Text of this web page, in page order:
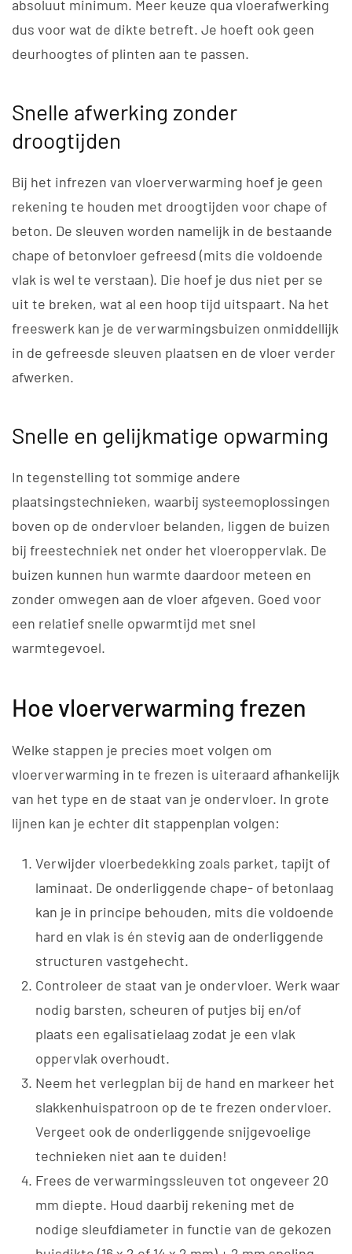
absoluut minimum. Meer keuze qua vloerafwerking
dus voor wat de dikte betreft. Je hoeft ook geen
deurhoogtes of plinten aan te passen.
Snelle afwerking zonder
droogtijden
Bij het infrezen van vloerverwarming hoef je geen
rekening te houden met droogtijden voor chape of
beton. De sleuven worden namelijk in de bestaande
chape of betonvloer gefreesd (mits die voldoende
vlak is wel te verstaan). Die hoef je dus niet per se
uit te breken, wat al een hoop tijd uitspaart. Na het
freeswerk kan je de verwarmingsbuizen onmiddellijk
in de gefreesde sleuven plaatsen en de vloer verder
afwerken.
Snelle en gelijkmatige opwarming
In tegenstelling tot sommige andere
plaatsingstechnieken, waarbij systeemoplossingen
boven op de ondervloer belanden, liggen de buizen
bij freestechniek net onder het vloeroppervlak. De
buizen kunnen hun warmte daardoor meteen en
zonder omwegen aan de vloer afgeven. Goed voor
een relatief snelle opwarmtijd met snel
warmtegevoel.
Hoe vloerverwarming frezen
Welke stappen je precies moet volgen om
vloerverwarming in te frezen is uiteraard afhankelijk
van het type en de staat van je ondervloer. In grote
lijnen kan je echter dit stappenplan volgen:
Verwijder vloerbedekking zoals parket, tapijt of
laminaat. De onderliggende chape- of betonlaag
kan je in principe behouden, mits die voldoende
hard en vlak is én stevig aan de onderliggende
structuren vastgehecht.
Controleer de staat van je ondervloer. Werk waar
nodig barsten, scheuren of putjes bij en/of
plaats een egalisatielaag zodat je een vlak
oppervlak overhoudt.
Neem het verlegplan bij de hand en markeer het
slakkenhuispatroon op de te frezen ondervloer.
Vergeet ook de onderliggende snijgevoelige
technieken niet aan te duiden!
Frees de verwarmingssleuven tot ongeveer 20
mm diepte. Houd daarbij rekening met de
nodige sleufdiameter in functie van de gekozen